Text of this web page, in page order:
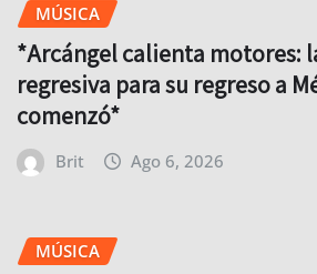
MÚSICA
*Arcángel calienta motores:
regresiva para su regreso a
comenzó*
Brit Ago 6, 2026
MÚSICA